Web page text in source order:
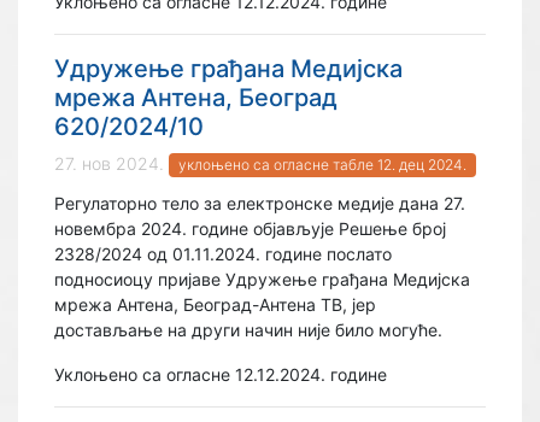
Удружење грађана Медијска
мрежа Антена, Београд
620/2024/10
27. нов 2024. уклоњено са огласне табле 12. дец 2024.
Регулаторно тело за електронске медије дана 27.
новембра 2024. године објављује Решење број
2328/2024 од 01.11.2024. године послато
подносиоцу пријаве Удружење грађана Медијска
мрежа Антена, Београд-Антена ТВ, јер
достављање на други начин није било могуће.
Уклоњено са огласне 12.12.2024. године